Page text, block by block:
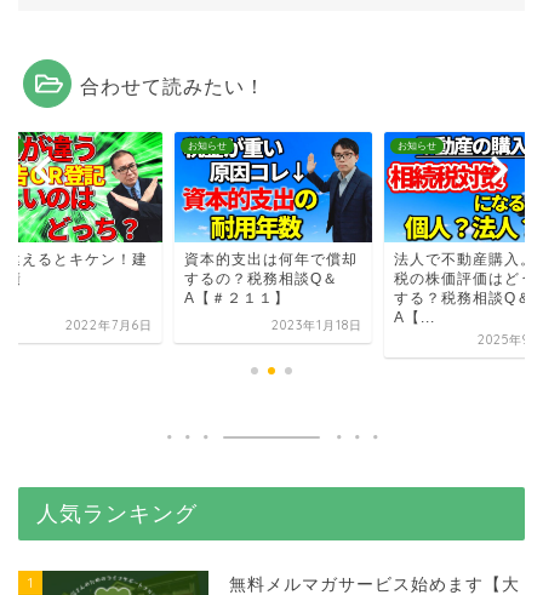
合わせて読みたい！
違えるとキケン！建
積
2022年7月6日
お知らせ
資本的支出は何年で償却
するの？税務相談Q＆
A【＃２１１】
2023年1月18日
お知らせ
法人で不動産購入。
税の株価評価はどう
する？税務相談Q＆
A【...
2025年9
人気ランキング
1
無料メルマガサービス始めます【大